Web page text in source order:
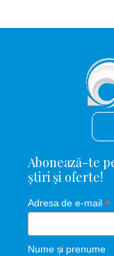
Abonează-te
știri și oferte!
Adresa de e-mail*
Nume și prenume